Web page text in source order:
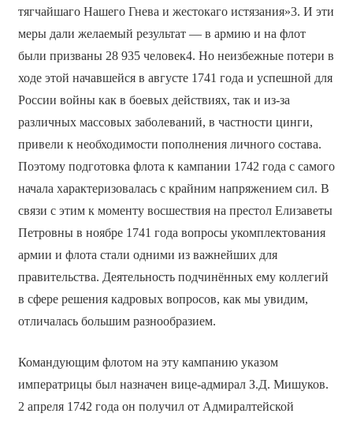
тягчайшаго Нашего Гнева и жестокаго истязания»3. И эти
меры дали желаемый результат — в армию и на флот
были призваны 28 935 человек4. Но неизбежные потери в
ходе этой начавшейся в августе 1741 года и успешной для
России войны как в боевых действиях, так и из-за
различных массовых заболеваний, в частности цинги,
привели к необходимости пополнения личного состава.
Поэтому подготовка флота к кампании 1742 года с самого
начала характеризовалась с крайним напряжением сил. В
связи с этим к моменту восшествия на престол Елизаветы
Петровны в ноябре 1741 года вопросы укомплектования
армии и флота стали одними из важнейших для
правительства. Деятельность подчинённых ему коллегий
в сфере решения кадровых вопросов, как мы увидим,
отличалась большим разнообразием.
Командующим флотом на эту кампанию указом
императрицы был назначен вице-адмирал З.Д. Мишуков.
2 апреля 1742 года он получил от Адмиралтейской